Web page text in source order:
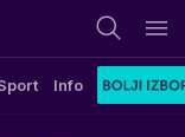
Info